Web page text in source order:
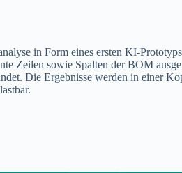
in Form eines ersten KI-
Zeilen sowie Spalten der BOM
Die Ergebnisse werden in einer